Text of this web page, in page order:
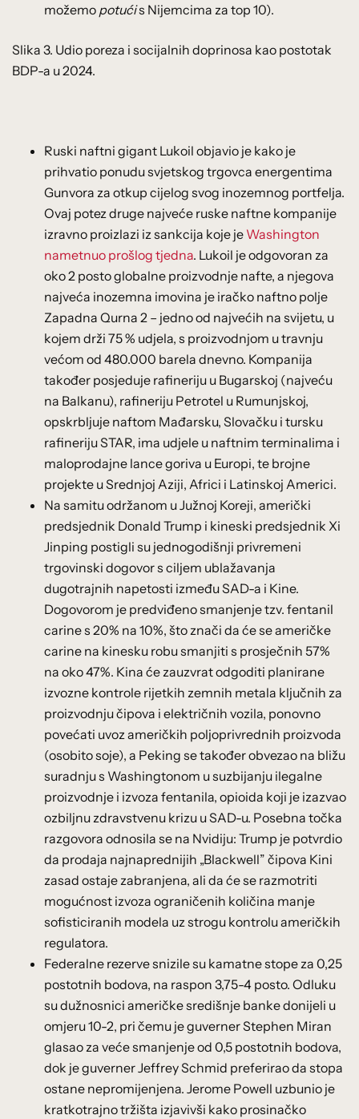
možemo potućis Nijemcima za top 10).
Slika 3. Udio poreza i socijalnih doprinosa kao postotak
BDP-a u 2024.
Ruski naftni gigant Lukoil objavio je kako je
prihvatio ponudu svjetskog trgovca energentima
Gunvora za otkup cijelog svog inozemnog portfelja.
Ovaj potez druge najveće ruske naftne kompanije
izravno proizlazi iz sankcija koje je Washington
nametnuo prošlog tjedna. Lukoil je odgovoran za
oko 2 posto globalne proizvodnje nafte, a njegova
najveća inozemna imovina je iračko naftno polje
Zapadna Qurna 2 – jedno od najvećih na svijetu, u
kojem drži 75 % udjela, s proizvodnjom u travnju
većom od 480.000 barela dnevno. Kompanija
također posjeduje rafineriju u Bugarskoj (najveću
na Balkanu), rafineriju Petrotel u Rumunjskoj,
opskrbljuje naftom Mađarsku, Slovačku i tursku
rafineriju STAR, ima udjele u naftnim terminalima i
maloprodajne lance goriva u Europi, te brojne
projekte u Srednjoj Aziji, Africi i Latinskoj Americi.
Na samitu održanom u Južnoj Koreji, američki
predsjednik Donald Trump i kineski predsjednik Xi
Jinping postigli su jednogodišnji privremeni
trgovinski dogovor s ciljem ublažavanja
dugotrajnih napetosti između SAD-a i Kine.
Dogovorom je predviđeno smanjenje tzv. fentanil
carine s 20% na 10%, što znači da će se američke
carine na kinesku robu smanjiti s prosječnih 57%
na oko 47%. Kina će zauzvrat odgoditi planirane
izvozne kontrole rijetkih zemnih metala ključnih za
proizvodnju čipova i električnih vozila, ponovno
povećati uvoz američkih poljoprivrednih proizvoda
(osobito soje), a Peking se također obvezao na bližu
suradnju s Washingtonom u suzbijanju ilegalne
proizvodnje i izvoza fentanila, opioida koji je izazvao
ozbiljnu zdravstvenu krizu u SAD-u. Posebna točka
razgovora odnosila se na Nvidiju: Trump je potvrdio
da prodaja najnaprednijih „Blackwell” čipova Kini
zasad ostaje zabranjena, ali da će se razmotriti
mogućnost izvoza ograničenih količina manje
sofisticiranih modela uz strogu kontrolu američkih
regulatora.
Federalne rezerve snizile su kamatne stope za 0,25
postotnih bodova, na raspon 3,75-4 posto. Odluku
su dužnosnici američke središnje banke donijeli u
omjeru 10-2, pri čemu je guverner Stephen Miran
glasao za veće smanjenje od 0,5 postotnih bodova,
dok je guverner Jeffrey Schmid preferirao da stopa
ostane nepromijenjena. Jerome Powell uzbunio je
kratkotrajno tržišta izjavivši kako prosinačko